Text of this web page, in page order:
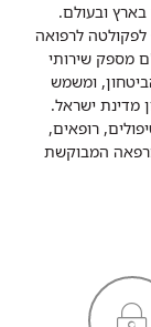
בארץ ובעולם.
לרפואה
רמב"ם מספק שירותי
הביטחון, ומשמש
רופאים,
המבוקשת